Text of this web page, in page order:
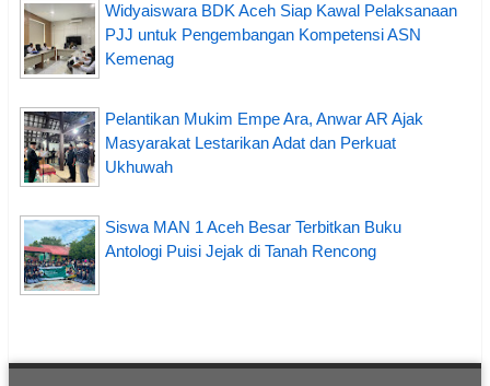
Widyaiswara BDK Aceh Siap Kawal Pelaksanaan
PJJ untuk Pengembangan Kompetensi ASN
Kemenag
Pelantikan Mukim Empe Ara, Anwar AR Ajak
Masyarakat Lestarikan Adat dan Perkuat
Ukhuwah
Siswa MAN 1 Aceh Besar Terbitkan Buku
Antologi Puisi Jejak di Tanah Rencong